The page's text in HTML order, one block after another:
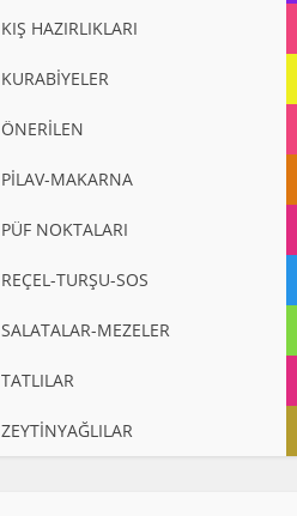
KIŞ HAZIRLIKLARI
KURABİYELER
ÖNERİLEN
PİLAV-MAKARNA
PÜF NOKTALARI
REÇEL-TURŞU-SOS
SALATALAR-MEZELER
TATLILAR
ZEYTİNYAĞLILAR